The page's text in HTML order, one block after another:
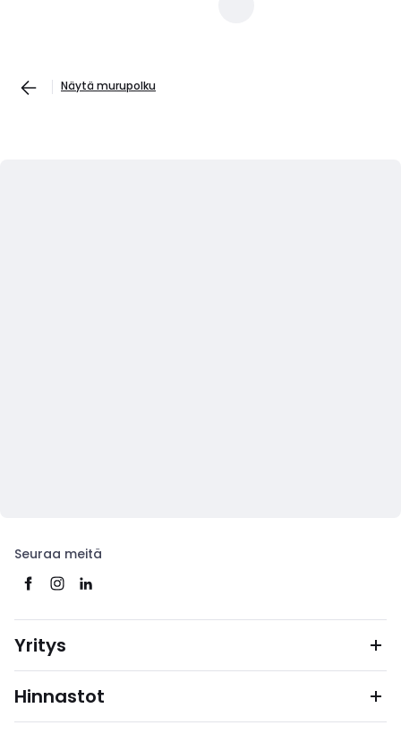
Näytä murupolku
Seuraa meitä
Yritys
Hinnastot